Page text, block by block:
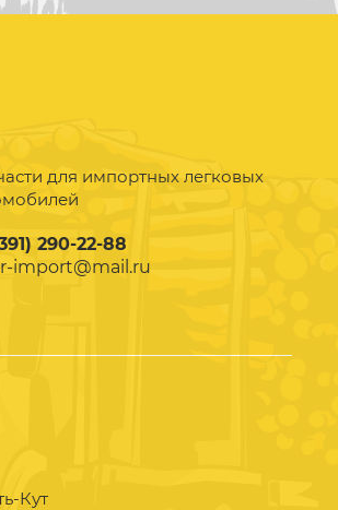
для импортных легковых
290-22-88
import@mail.ru
Кут